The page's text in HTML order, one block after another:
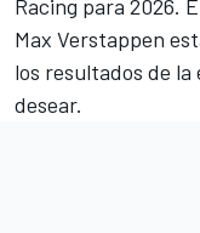
Racing para 2026.
Max Verstappen
los resultados de
desear.